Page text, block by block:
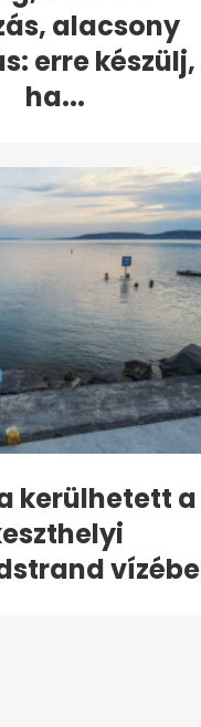
alacsony
erre készülj,
ha...
kerülhetett a
vízébe